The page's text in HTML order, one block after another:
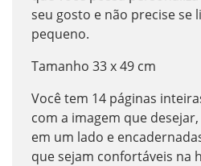
seu gosto e não precise se
pequeno.
Tamanho 33 x 49 cm
Você tem 14 páginas
com a imagem que
em um lado e
que sejam confortáveis na